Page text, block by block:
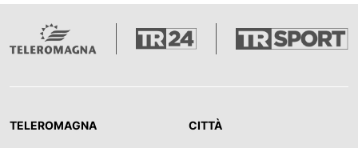
TELEROMAGNA CITTÀ